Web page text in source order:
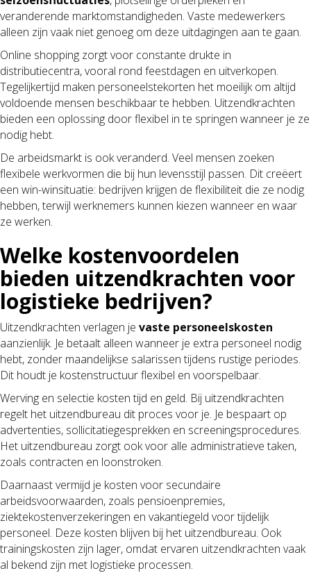
veranderende marktomstandigheden. Vaste medewerkers
alleen zijn vaak niet genoeg om deze uitdagingen aan te gaan.
Online shopping zorgt voor constante drukte in
distributiecentra, vooral rond feestdagen en uitverkopen.
Tegelijkertijd maken personeelstekorten het moeilijk om altijd
voldoende mensen beschikbaar te hebben. Uitzendkrachten
bieden een oplossing door flexibel in te springen wanneer je ze
nodig hebt.
De arbeidsmarkt is ook veranderd. Veel mensen zoeken
flexibele werkvormen die bij hun levensstijl passen. Dit creëert
een win-winsituatie: bedrijven krijgen de flexibiliteit die ze nodig
hebben, terwijl werknemers kunnen kiezen wanneer en waar
ze werken.
Welke kostenvoordelen
bieden uitzendkrachten voor
logistieke bedrijven?
Uitzendkrachten verlagen je vaste personeelskosten
aanzienlijk. Je betaalt alleen wanneer je extra personeel nodig
hebt, zonder maandelijkse salarissen tijdens rustige periodes.
Dit houdt je kostenstructuur flexibel en voorspelbaar.
Werving en selectie kosten tijd en geld. Bij uitzendkrachten
regelt het uitzendbureau dit proces voor je. Je bespaart op
advertenties, sollicitatiegesprekken en screeningsprocedures.
Het uitzendbureau zorgt ook voor alle administratieve taken,
zoals contracten en loonstroken.
Daarnaast vermijd je kosten voor secundaire
arbeidsvoorwaarden, zoals pensioenpremies,
ziektekostenverzekeringen en vakantiegeld voor tijdelijk
personeel. Deze kosten blijven bij het uitzendbureau. Ook
trainingskosten zijn lager, omdat ervaren uitzendkrachten vaak
al bekend zijn met logistieke processen.